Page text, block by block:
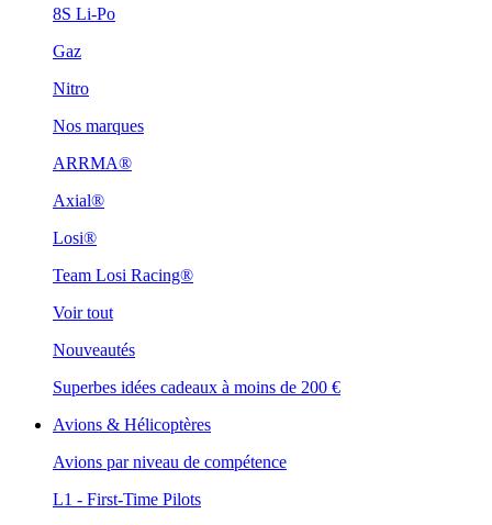
8S Li-Po
Gaz
Nitro
Nos marques
ARRMA®
Axial®
Losi®
Team Losi Racing®
Voir tout
Nouveautés
Superbes idées cadeaux à moins de 200 €
Avions & Hélicoptères
Avions par niveau de compétence
L1 - First-Time Pilots